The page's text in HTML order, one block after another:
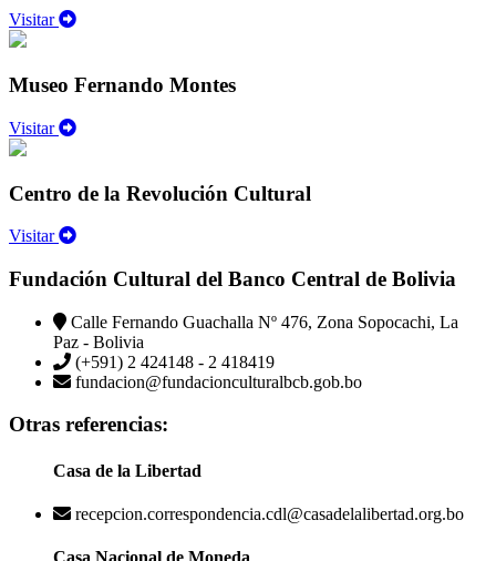
Visitar
Museo Fernando Montes
Visitar
Centro de la Revolución Cultural
Visitar
Fundación Cultural del Banco Central de Bolivia
Calle Fernando Guachalla Nº 476, Zona Sopocachi, La
Paz - Bolivia
(+591) 2 424148 - 2 418419
fundacion@fundacionculturalbcb.gob.bo
Otras referencias:
Casa de la Libertad
recepcion.correspondencia.cdl@casadelalibertad.org.bo